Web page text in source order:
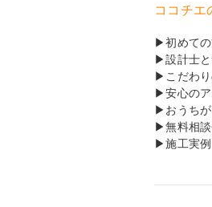
ココチエ
初めて
設計士
こだわ
安心の
おうち
無料相
施工実例